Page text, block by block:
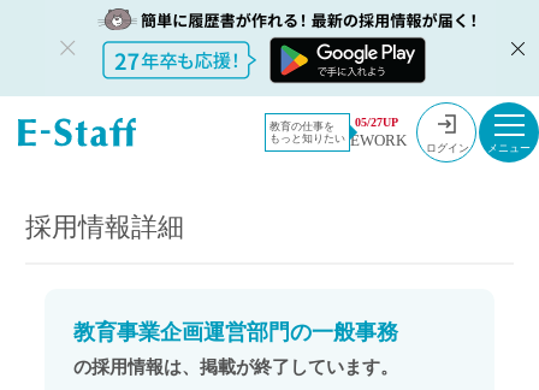
教育の仕事を
もっと知りたい
05/27UP
EWORK ログイン
教員採用情
報のイー・
採用情報
教育事業企画運営部門の一般事務
採用情報詳細
教育事業企画運営部門の一般事務
の採用情報は、掲載が終了しています。